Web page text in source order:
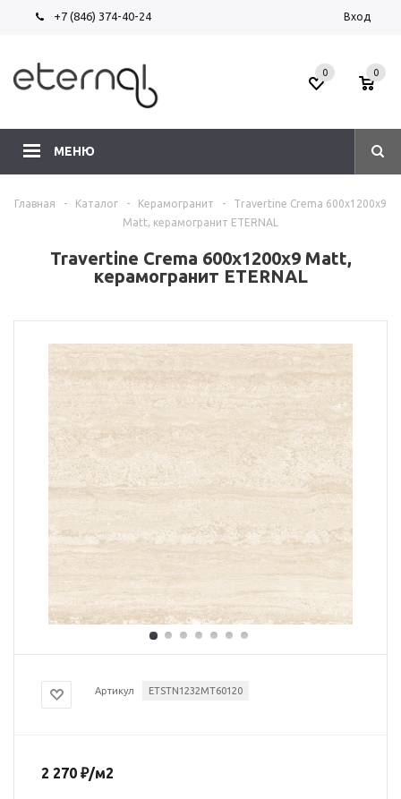
+7 (846) 374-40-24 Вход
МЕНЮ
0 0
Главная - Каталог - Керамогранит -
Travertine Crema 600х1200х9
Matt, керамогранит ETERNAL
Travertine Crema 600х1200х9 Matt,
керамогранит ETERNAL
Артикул ETSTN1232MT60120
2 270 ₽/м2